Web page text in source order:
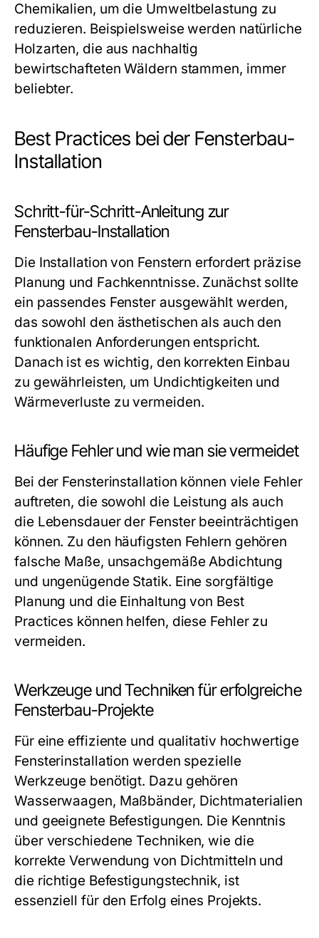
Chemikalien, um die Umweltbelastung zu
reduzieren. Beispielsweise werden natürliche
Holzarten, die aus nachhaltig
bewirtschafteten Wäldern stammen, immer
beliebter.
Best Practices bei der Fensterbau-
Installation
Schritt-für-Schritt-Anleitung zur
Fensterbau-Installation
Die Installation von Fenstern erfordert präzise
Planung und Fachkenntnisse. Zunächst sollte
ein passendes Fenster ausgewählt werden,
das sowohl den ästhetischen als auch den
funktionalen Anforderungen entspricht.
Danach ist es wichtig, den korrekten Einbau
zu gewährleisten, um Undichtigkeiten und
Wärmeverluste zu vermeiden.
Häufige Fehler und wie man sie vermeidet
Bei der Fensterinstallation können viele Fehler
auftreten, die sowohl die Leistung als auch
die Lebensdauer der Fenster beeinträchtigen
können. Zu den häufigsten Fehlern gehören
falsche Maße, unsachgemäße Abdichtung
und ungenügende Statik. Eine sorgfältige
Planung und die Einhaltung von Best
Practices können helfen, diese Fehler zu
vermeiden.
Werkzeuge und Techniken für erfolgreiche
Fensterbau-Projekte
Für eine effiziente und qualitativ hochwertige
Fensterinstallation werden spezielle
Werkzeuge benötigt. Dazu gehören
Wasserwaagen, Maßbänder, Dichtmaterialien
und geeignete Befestigungen. Die Kenntnis
über verschiedene Techniken, wie die
korrekte Verwendung von Dichtmitteln und
die richtige Befestigungstechnik, ist
essenziell für den Erfolg eines Projekts.